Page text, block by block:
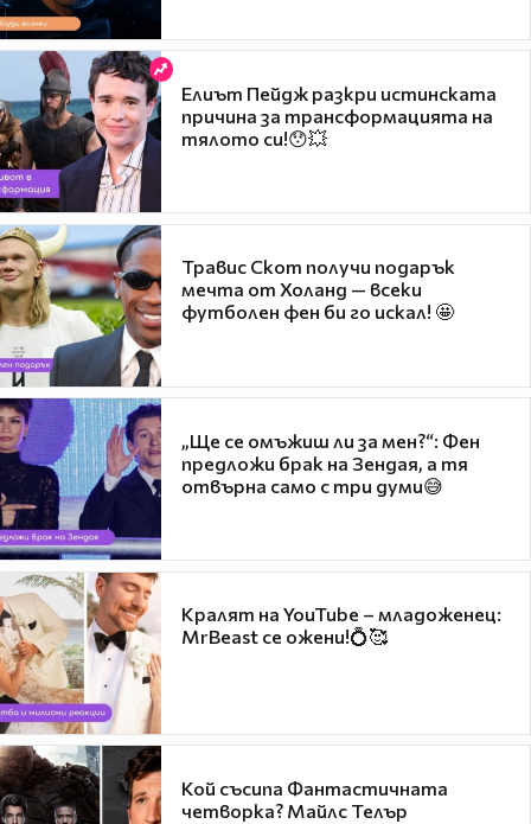
Елиът Пейдж разкри истинската
причина за трансформацията на
тялото си!😯💥
Травис Скот получи подарък
мечта от Холанд — всеки
футболен фен би го искал! 🤩
„Ще се омъжиш ли за мен?“: Фен
предложи брак на Зендая, а тя
отвърна само с три думи😅
Кралят на YouTube – младоженец:
MrBeast се ожени!💍🥰
Кой съсипа Фантастичната
четворка? Майлс Телър